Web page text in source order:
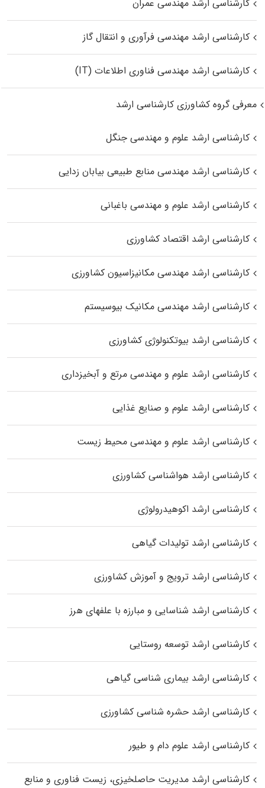
کارشناسی ارشد مهندسی عمران
کارشناسی ارشد مهندسی فرآوری و انتقال گاز
کارشناسی ارشد مهندسی فناوری اطلاعات (IT)
معرفی گروه کشاورزی کارشناسی ارشد
کارشناسی ارشد علوم و مهندسی جنگل
کارشناسی ارشد مهندسی منابع طبیعی بیابان زدایی
کارشناسی ارشد علوم و مهندسی باغبانی
کارشناسی ارشد اقتصاد کشاورزی
کارشناسی ارشد مهندسی مکانیزاسیون کشاورزی
کارشناسی ارشد مهندسی مکانیک بیوسیستم
کارشناسی ارشد بیوتکنولوژی کشاورزی
کارشناسی ارشد علوم و مهندسی مرتع و آبخیزداری
کارشناسی ارشد علوم و صنایع غذایی
کارشناسی ارشد علوم و مهندسی محیط زیست
کارشناسی ارشد هواشناسی کشاورزی
کارشناسی ارشد اکوهیدرولوژی
کارشناسی ارشد تولیدات گیاهی
کارشناسی ارشد ترویج و آموزش کشاورزی
کارشناسی ارشد شناسایی و مبارزه با علفهای هرز
کارشناسی ارشد توسعه روستایی
کارشناسی ارشد بیماری‌ شناسی گیاهی
کارشناسی ارشد حشره‌ شناسی کشاورزی
کارشناسی ارشد علوم دام و طیور
کارشناسی ارشد مدیریت حاصلخیزی، زیست فناوری و منابع